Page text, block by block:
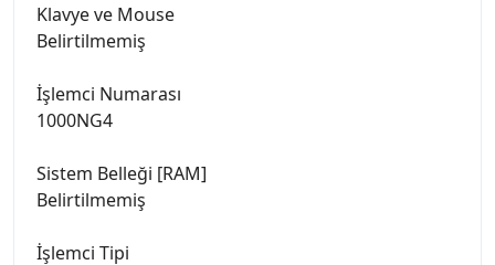
Klavye ve Mouse
Belirtilmemiş
İşlemci Numarası
1000NG4
Sistem Belleği [RAM]
Belirtilmemiş
İşlemci Tipi